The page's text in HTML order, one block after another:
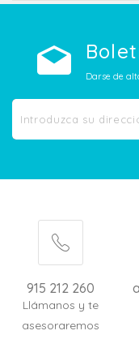
Darse de
915 212 260
Llámanos y te
asesoraremos